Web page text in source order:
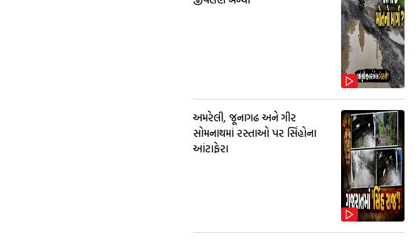
અમરેલી, જૂનાગઢ અને ગીર
સોમનાથમાં રસ્તાઓ પર સિંહોના
આંટાફેરા